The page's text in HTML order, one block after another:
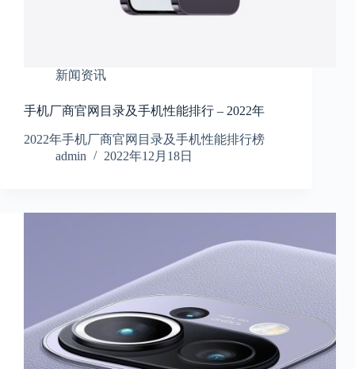
新闻资讯
手机厂商官网目录及手机性能排行 – 2022年
2022年手机厂商官网目录及手机性能排行榜
admin
2022年12月18日